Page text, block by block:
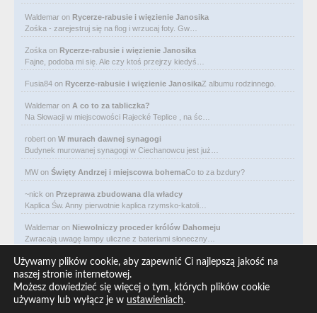
Waldemar on Rycerze-rabusie i więzienie Janosika
Zośka - zarejestruj się na flog i wrzucaj foty. Gw…
Zośka on Rycerze-rabusie i więzienie Janosika
Fajne, podoba mi się. Ale czy ktoś przejrzy kiedyś…
Fusia84 on Rycerze-rabusie i więzienie JanosikaZ albumu rodzinnego.
Waldemar on A co to za tabliczka?
Na Słowacji w miejscowości Rajecké Teplice , na śc…
robert on W murach dawnej synagogi
Budynek murowanej synagogi w Ciechanowcu jest już…
MW on Święty Andrzej i miejscowa bohemaCo to za bzdury?
~nick on Przeprawa zbudowana dla władcy
Kaplica Św. Anny pierwotnie kaplica rzymsko-katoli…
Waldemar on Niewolniczy proceder królów Dahomeju
Zwracają uwagę lampy uliczne z bateriami słoneczny…
Waldemar on Adam Asnyk. Poeta z mojego miasta
CIEKAWOSTKA że pod banderą Malty pływa statek m/v…
Waldemar on
Historia na Wawelskim Wzgórzu
Michał Bogoria Skotnicki (1775–1808). Portret Mich…
Używamy plików cookie, aby zapewnić Ci najlepszą jakość na
naszej stronie internetowej.
Możesz dowiedzieć się więcej o tym, których plików cookie
używamy lub wyłącz je w ustawieniach.